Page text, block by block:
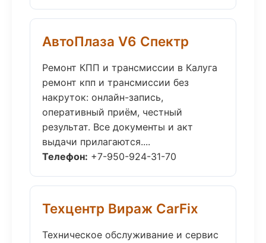
АвтоПлаза V6 Спектр
Ремонт КПП и трансмиссии в Калуга
ремонт кпп и трансмиссии без
накруток: онлайн-запись,
оперативный приём, честный
результат. Все документы и акт
выдачи прилагаются....
Телефон: +7-950-924-31-70
Техцентр Вираж CarFix
Техническое обслуживание и сервис